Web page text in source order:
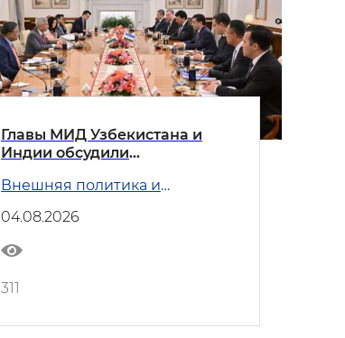
Главы МИД Узбекистана и
Индии обсудили
двустороннего
сотрудничества
Внешняя политика и
04.08.2026
311